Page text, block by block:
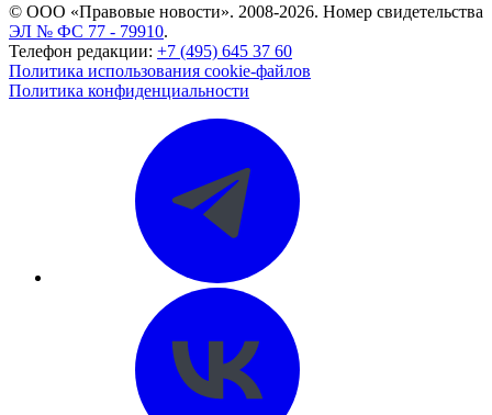
© ООО «Правовые новости». 2008-2026. Номер свидетельства
ЭЛ № ФС 77 - 79910.
Телефон редакции: +7 (495) 645 37 60
Политика использования cookie-файлов
Политика конфиденциальности